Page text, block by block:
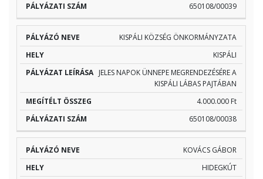
650108/00039
KISPÁLI KÖZSÉG ÖNKORMÁNYZATA
KISPÁLI
JELES NAPOK ÜNNEPE MEGRENDEZÉSÉRE A
KISPÁLI LÁBAS PAJTÁBAN
4.000.000 Ft
650108/00038
KOVÁCS GÁBOR
HIDEGKÚT